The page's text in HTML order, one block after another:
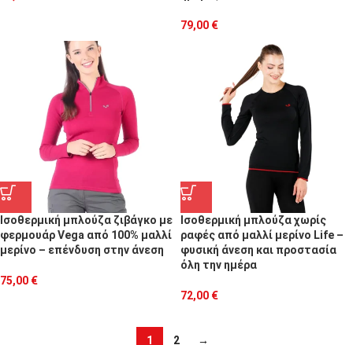
79,00 €
Ισοθερμική μπλούζα ζιβάγκο με
φερμουάρ Vega από 100% μαλλί
μερίνο – επένδυση στην άνεση
75,00 €
Ισοθερμική μπλούζα χωρίς
ραφές από μαλλί μερίνο Life –
φυσική άνεση και προστασία
όλη την ημέρα
72,00 €
1 2
→